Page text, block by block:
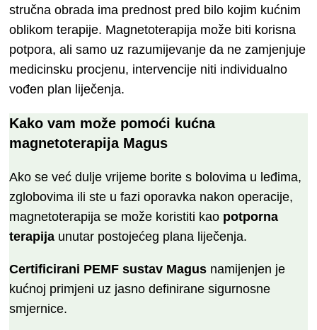
stručna obrada ima prednost pred bilo kojim kućnim
oblikom terapije. Magnetoterapija može biti korisna
potpora, ali samo uz razumijevanje da ne zamjenjuje
medicinsku procjenu, intervencije niti individualno
vođen plan liječenja.
Kako vam može pomoći kućna
magnetoterapija Magus
Ako se već dulje vrijeme borite s bolovima u leđima,
zglobovima ili ste u fazi oporavka nakon operacije,
magnetoterapija se može koristiti kao potporna
terapija unutar postojećeg plana liječenja.
Certificirani PEMF sustav Magus namijenjen je
kućnoj primjeni uz jasno definirane sigurnosne
smjernice.